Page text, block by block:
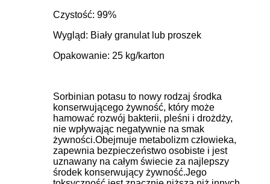
Czystość: 99%
Wygląd: Biały granulat lub proszek
Opakowanie: 25 kg/karton
Sorbinian potasu to nowy rodzaj środka
konserwującego żywność, który może
hamować rozwój bakterii, pleśni i drożdży,
nie wpływając negatywnie na smak
żywności.Obejmuje metabolizm człowieka,
zapewnia bezpieczeństwo osobiste i jest
uznawany na całym świecie za najlepszy
środek konserwujący żywność.Jego